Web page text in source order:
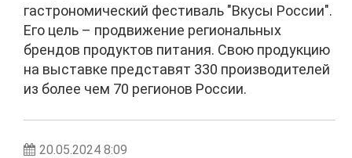
гастрономический фестиваль "Вкусы России".
Его цель – продвижение региональных
брендов продуктов питания. Свою продукцию
на выставке представят 330 производителей
из более чем 70 регионов России.
20.05.2024 8:09